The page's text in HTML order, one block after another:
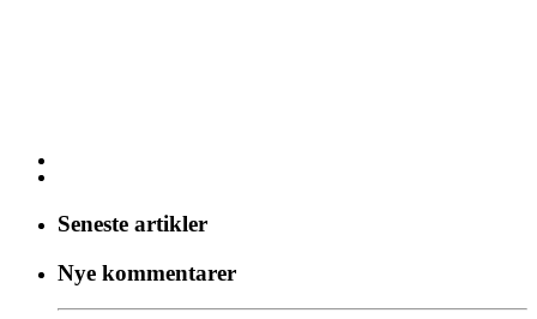
Seneste artikler
Nye kommentarer